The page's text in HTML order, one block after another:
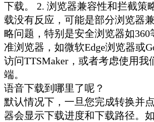
下载。 2. 浏览器兼容性和拦截策
载没有反应，可能是部分浏览器
略问题，特别是安全浏览器如360
准浏览器，如微软Edge浏览器或
访问TTSMaker，或者考虑使用我
端。
语音下载到哪里了呢？
默认情况下，一旦您完成转换并
器会显示下载进度和下载路径。